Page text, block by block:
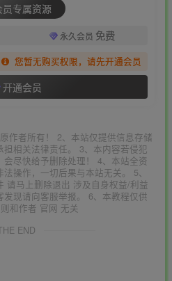
员专属资源
永久会员 免费
您暂无购买权限，请先开通会员
开通会员
作者所有！ 2、本站仅提供信息存储
相关法律责任。 3、本内容若侵犯
尽快给予删除处理！ 4、本站全资
操作，一切后果与本站无关。 5、
请马上删除退出 涉及自身权益/利益
现请向客服举报。 6、本教程仅供
和作者 官网 无关
END